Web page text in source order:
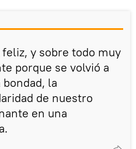
y sobre todo muy
porque se volvió a
la
de nuestro
en una